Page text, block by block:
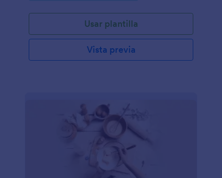
Usar plantilla
Vista previa